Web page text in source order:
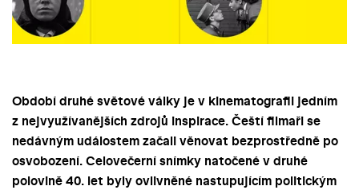
Období druhé světové války je v kinematografii jedním
z nejvyužívanějších zdrojů inspirace. Čeští filmaři se
nedávným událostem začali věnovat bezprostředně po
osvobození. Celovečerní snímky natočené v druhé
polovině 40. let byly ovlivněné nastupujícím politickým